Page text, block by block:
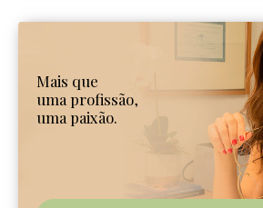
Mais que
uma profissão,
uma paixão.